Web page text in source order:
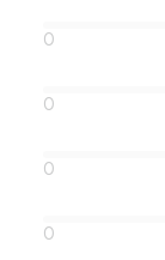
0
0
0
0